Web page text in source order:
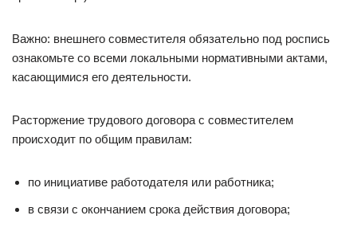
Важно: внешнего совместителя обязательно под роспись
ознакомьте со всеми локальными нормативными актами,
касающимися его деятельности.
Расторжение трудового договора с совместителем
происходит по общим правилам:
по инициативе работодателя или работника;
в связи с окончанием срока действия договора;